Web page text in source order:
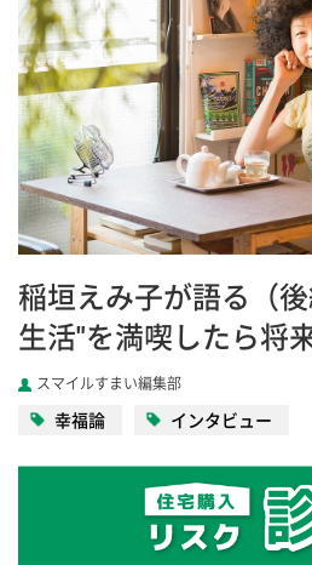
稲垣えみ子が語る（
生活"を満喫したら将
スマイルすまい編集部
幸福論 インタビュー